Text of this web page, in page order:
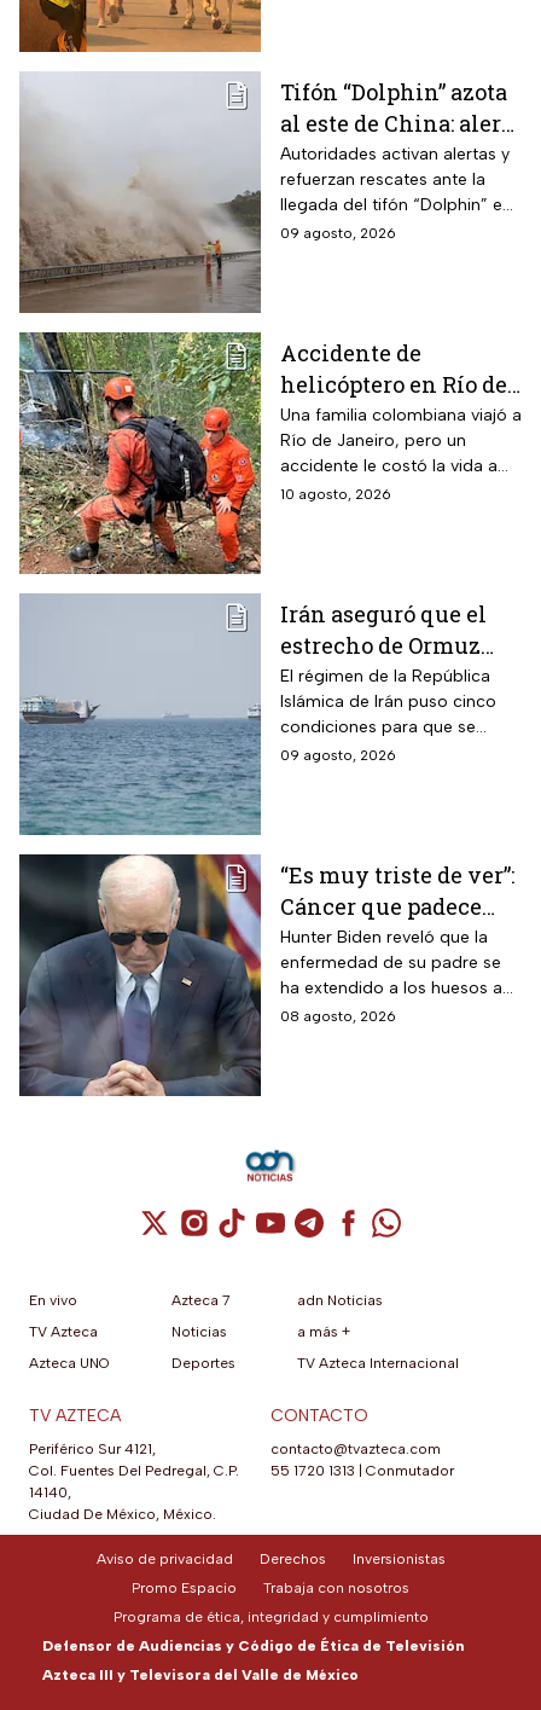
Tifón “Dolphin” azota
al este de China: alerta
máxima por
inundaciones y
ráfagas
Autoridades activan alertas y
refuerzan rescates ante la
llegada del tifón “Dolphin” en
el este de China con vientos
09 agosto, 2026
Accidente de
helicóptero en Río de
Janeiro deja muertos;
su familia los
esperaba en tierra
Una familia colombiana viajó a
Río de Janeiro, pero un
accidente le costó la vida a
tres integrantes
10 agosto, 2026
Irán aseguró que el
estrecho de Ormuz
seguirá bloqueado
hasta que EUA acepte
“sus condiciones”
El régimen de la República
Islámica de Irán puso cinco
condiciones para que se
reabra el estrecho de Ormuz
09 agosto, 2026
“Es muy triste de ver”:
Cáncer que padece
Joe Biden se propaga
y causa metástasis
Hunter Biden reveló que la
enfermedad de su padre se
ha extendido a los huesos a
pesar del tratamiento.
08 agosto, 2026
Cuenta de X / Twitter (se abre en una
Cuenta de Instagram (se abre en una
Cuenta de TikTok (se abre en
Cuenta de YouTube (se abre
Cuenta de Telegram (se
Cuenta de
Cuenta de
En vivo
TV Azteca
Azteca UNO
Azteca 7
Noticias
Deportes
adn Noticias
a más +
TV Azteca Internacional
TV AZTECA
Periférico Sur 4121,
Col. Fuentes Del Pedregal, C.P.
14140,
Ciudad De México, México.
CONTACTO
contacto@tvazteca.com
55 1720 1313
Conmutador
Aviso de privacidad Derechos
Inversionistas
Promo Espacio
Trabaja con nosotros
Programa de ética, integridad y cumplimiento
Defensor de Audiencias y Código de Ética de Televisión
Azteca III y Televisora del Valle de México